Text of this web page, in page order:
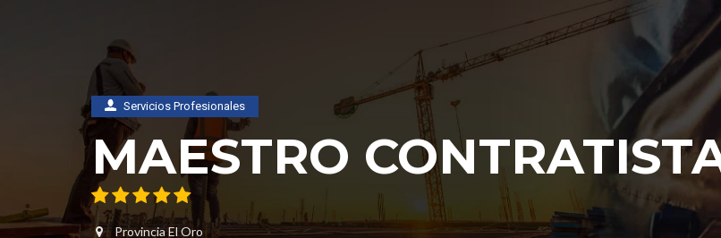
Servicios Profesionales
MAESTRO
Provincia El Oro